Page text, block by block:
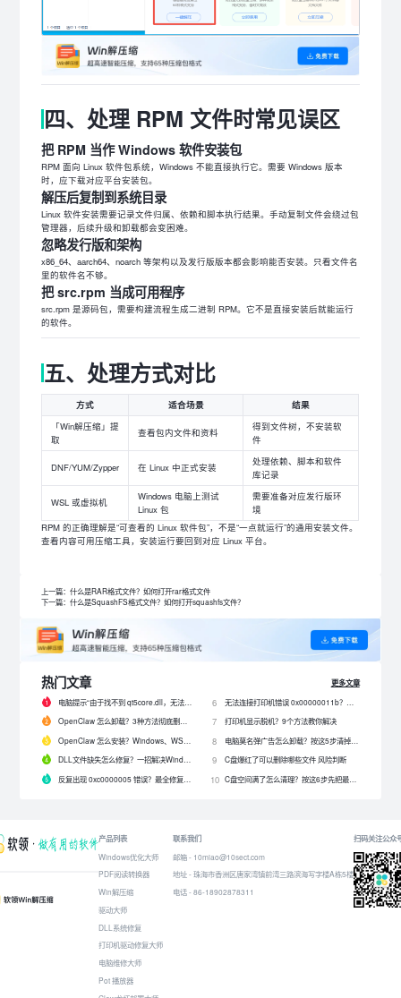
四、处理 RPM 文件时常见误区
把 RPM 当作 Windows 软件安装包
RPM 面向 Linux 软件包系统，Windows 不能直接执行它。需要 Windows 版本
时，应下载对应平台安装包。
解压后复制到系统目录
Linux 软件安装需要记录文件归属、依赖和脚本执行结果。手动复制文件会绕过包
管理器，后续升级和卸载都会变困难。
忽略发行版和架构
x86_64、aarch64、noarch 等架构以及发行版版本都会影响能否安装。只看文件名
里的软件名不够。
把 src.rpm 当成可用程序
src.rpm 是源码包，需要构建流程生成二进制 RPM。它不是直接安装后就能运行
的软件。
五、处理方式对比
方式 适合场景
结果
「Win解压缩」提
取
查看包内文件和资料
得到文件树，不安装软
件
DNF/YUM/Zypper 在 Linux 中正式安装
处理依赖、脚本和软件
库记录
WSL 或虚拟机
Windows 电脑上测试
Linux 包
需要准备对应发行版环
境
RPM 的正确理解是“可查看的 Linux 软件包”，不是“一点就运行”的通用安装文件。
查看内容可用压缩工具，安装运行要回到对应 Linux 平台。
上一篇：什么是RAR格式文件？如何打开rar格式文件
下一篇：什么是SquashFS格式文件？如何打开squashfs文件？
热门文章
更多文章
电脑提示“由于找不到 qt5core.dll，无法继续执行代码”？4 招快速修复！
OpenClaw 怎么卸载？3种方法彻底删除 OpenClaw 及残留数据
OpenClaw 怎么安装？Windows、WSL2 和网关配置完整教程
DLL文件缺失怎么修复？一招解决Windows启动报错问题！
反复出现 0xc0000005 错误？最全修复教程来了！
6
7 打印机显示脱机？9个方法教你解决
8
9 C盘爆红了可以删除哪些文件 风险判断
10
产品列表
Windows优化大师
PDF阅读转换器
Win解压缩
驱动大师
DLL系统修复
打印机驱动修复大师
电脑维修大师
Pot 播放器
联系我们
邮箱 - 10miao@10sect.com
地址 - 珠海市香洲区唐家湾镇前湾三路滨海写字楼A栋5楼
电话 - 86-18902878311
扫码关注公众